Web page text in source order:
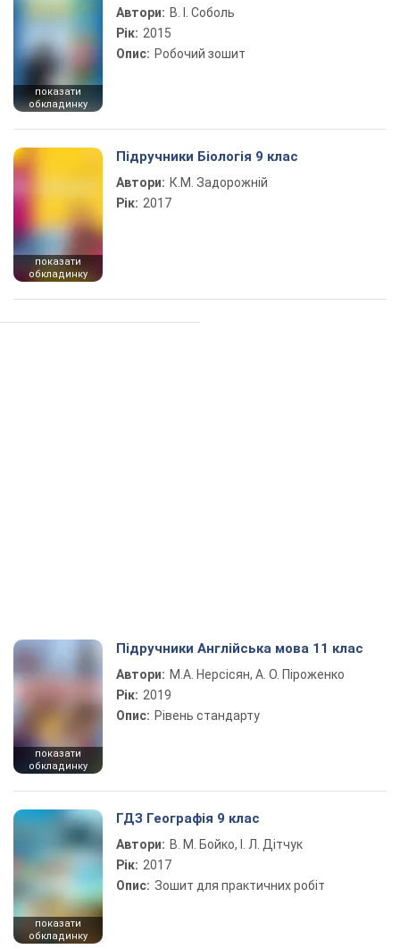
показати
обкладинку
Автори: В. І. Соболь
Рік: 2015
Опис: Робочий зошит
показати
обкладинку
Підручники Біологія 9 клас
Автори: К.М. Задорожній
Рік: 2017
показати
обкладинку
Підручники Англійська мова 11 клас
Автори: М.А. Нерсісян, А. О. Піроженко
Рік: 2019
Опис: Рівень стандарту
показати
обкладинку
ГДЗ Географія 9 клас
Автори: В. М. Бойко, І. Л. Дітчук
Рік: 2017
Опис: Зошит для практичних робіт